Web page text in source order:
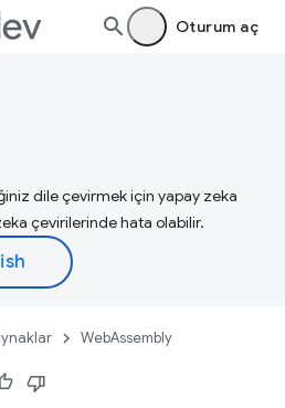
Oturum aç
dile çevirmek için yapay zeka
çevirilerinde hata olabilir.
WebAssembly